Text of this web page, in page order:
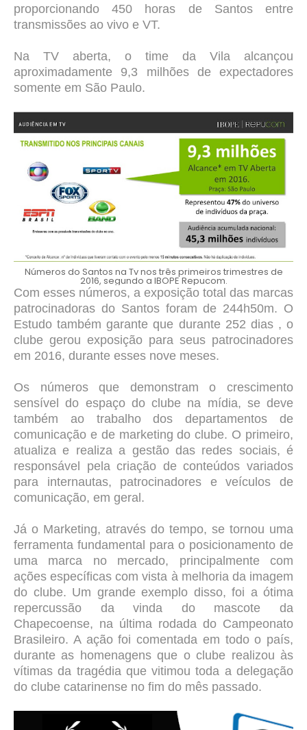
proporcionando 450 horas de Santos entre
transmissões ao vivo e VT.
Na TV aberta, o time da Vila alcançou
aproximadamente 9,3 milhões de expectadores
somente em São Paulo.
Números do Santos na Tv nos três primeiros trimestres de
2016, segundo a IBOPE Repucom.
Com esses números, a exposição total das marcas
patrocinadoras do Santos foram de 244h50m. O
Estudo também garante que durante 252 dias , o
clube gerou exposição para seus patrocinadores
em 2016, durante esses nove meses.
Os números que demonstram o crescimento
sensível do espaço do clube na mídia, se deve
também ao trabalho dos departamentos de
comunicação e de marketing do clube. O primeiro,
atualiza e realiza a gestão das redes sociais, é
responsável pela criação de conteúdos variados
para internautas, patrocinadores e veículos de
comunicação, em geral.
Já o Marketing, através do tempo, se tornou uma
ferramenta fundamental para o posicionamento de
uma marca no mercado, principalmente com
ações específicas com vista à melhoria da imagem
do clube. Um grande exemplo disso, foi a ótima
repercussão da vinda do mascote da
Chapecoense, na última rodada do Campeonato
Brasileiro. A ação foi comentada em todo o país,
durante as homenagens que o clube realizou às
vítimas da tragédia que vitimou toda a delegação
do clube catarinense no fim do mês passado.